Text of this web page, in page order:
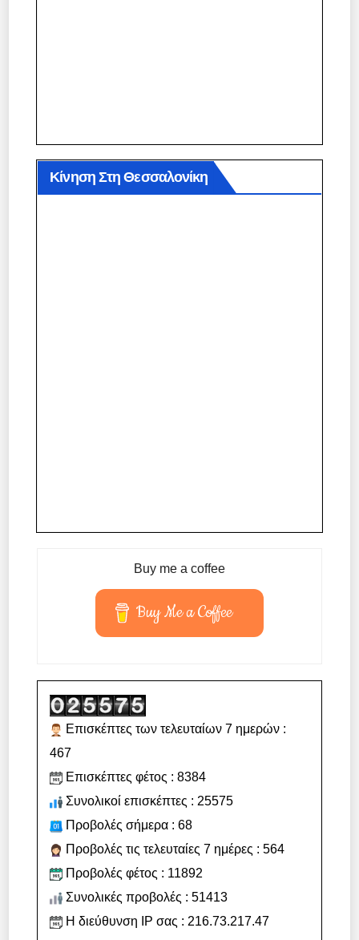
Κίνηση Στη Θεσσαλονίκη
Buy me a coffee
Buy Me a Coffee
Επισκέπτες των τελευταίων 7 ημερών :
467
Επισκέπτες φέτος : 8384
Συνολικοί επισκέπτες : 25575
Προβολές σήμερα : 68
Προβολές τις τελευταίες 7 ημέρες : 564
Προβολές φέτος : 11892
Συνολικές προβολές : 51413
Η διεύθυνση IP σας : 216.73.217.47